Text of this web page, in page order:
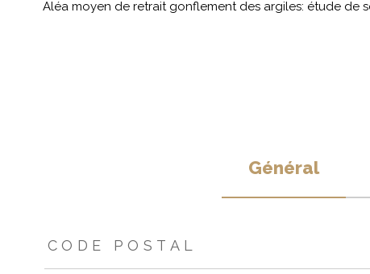
Aléa moyen de retrait gonflement des argiles: étude de
Général
TRAD_ZEPHYR_Caracteristique
CODE POSTAL